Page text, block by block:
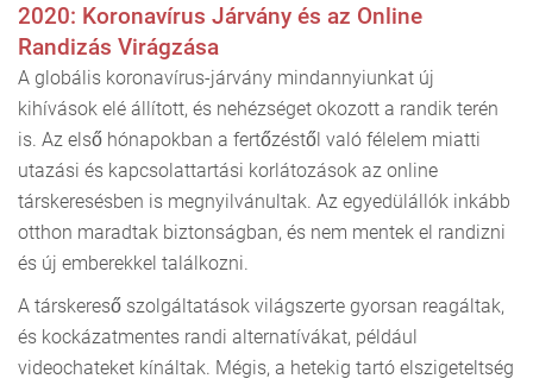
2020: Koronavírus Járvány és az Online
Randizás Virágzása
A globális koronavírus-járvány mindannyiunkat új
kihívások elé állított, és nehézséget okozott a randik terén
is. Az első hónapokban a fertőzéstől való félelem miatti
utazási és kapcsolattartási korlátozások az online
társkeresésben is megnyilvánultak. Az egyedülállók inkább
otthon maradtak biztonságban, és nem mentek el randizni
és új emberekkel találkozni.
A társkereső szolgáltatások világszerte gyorsan reagáltak,
és kockázatmentes randi alternatívákat, például
videochateket kínáltak. Mégis, a hetekig tartó elszigeteltség